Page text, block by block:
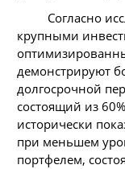
Согласно
крупными
демонстрируют
долгосрочной
состоящий из
исторически
при меньшем
портфелем,